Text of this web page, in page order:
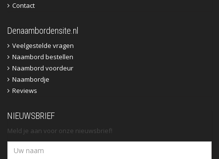
Contact
Denaambordensite.nl
Veelgestelde vragen
Naambord bestellen
Naambord voordeur
Naambordje
Reviews
NIEUWSBRIEF
Meld je aan voor onze nieuwsbrief!